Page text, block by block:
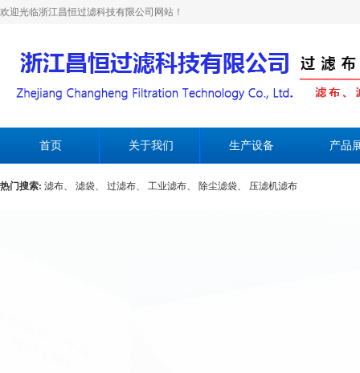
欢迎光临浙江昌恒过滤科技有限公司网站！
首页 关于我们 生产设备 产品
热门搜索: 滤布、 滤袋、 过滤布、 工业滤布、 除尘滤袋、 压滤机滤布